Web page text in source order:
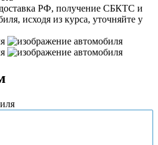
РФ, получение СБКТС и
исходя из курса, уточняйте у